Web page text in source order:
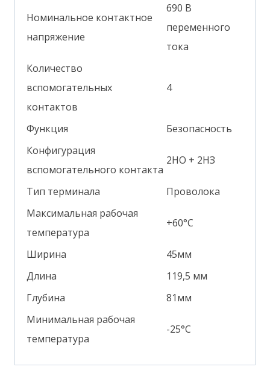
Номинальное контактное
напряжение
690 В
переменного
тока
Количество
вспомогательных
контактов
4
Функция
Безопасность
Конфигурация
вспомогательного контакта
2НО + 2НЗ
Тип терминала
Проволока
Максимальная рабочая
температура
+60°С
Ширина
45мм
Длина
119,5 мм
Глубина
81мм
Минимальная рабочая
температура
-25°С